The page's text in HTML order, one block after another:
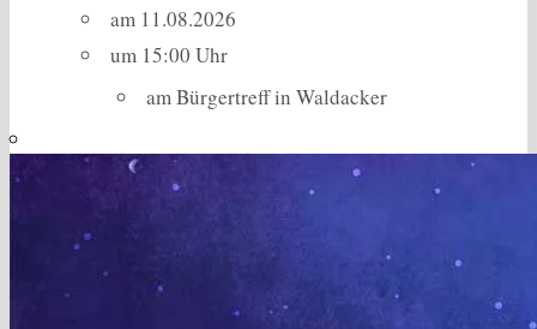
am 11.08.2026
um 15:00 Uhr
am Bürgertreff in Waldacker